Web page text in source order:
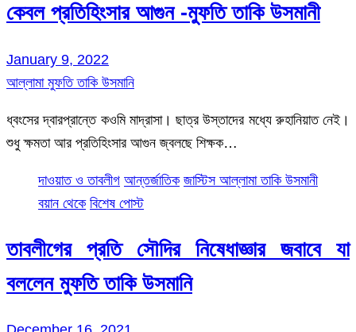
কেবল প্রতিহিংসার আগুন -মুফতি তাকি উসমানী
January 9, 2022
আল্লামা মুফতি তাকি উসমানি
ধ্বংসের দ্বারপ্রান্তে কওমি মাদ্রাসা। ছাত্র উস্তাদের মধ্যে রুহানিয়াত নেই।
শুধু ক্ষমতা আর প্রতিহিংসার আগুন জ্বলছে শিক্ষক…
দাওয়াত ও তাবলীগ আন্তর্জাতিক জাস্টিস আল্লামা তাকি উসমানী
বয়ান থেকে বিশেষ পোস্ট
তাবলীগের প্রতি সৌদির নিষেধাজ্ঞার জবাবে যা
বললেন মুফতি তাকি উসমানি